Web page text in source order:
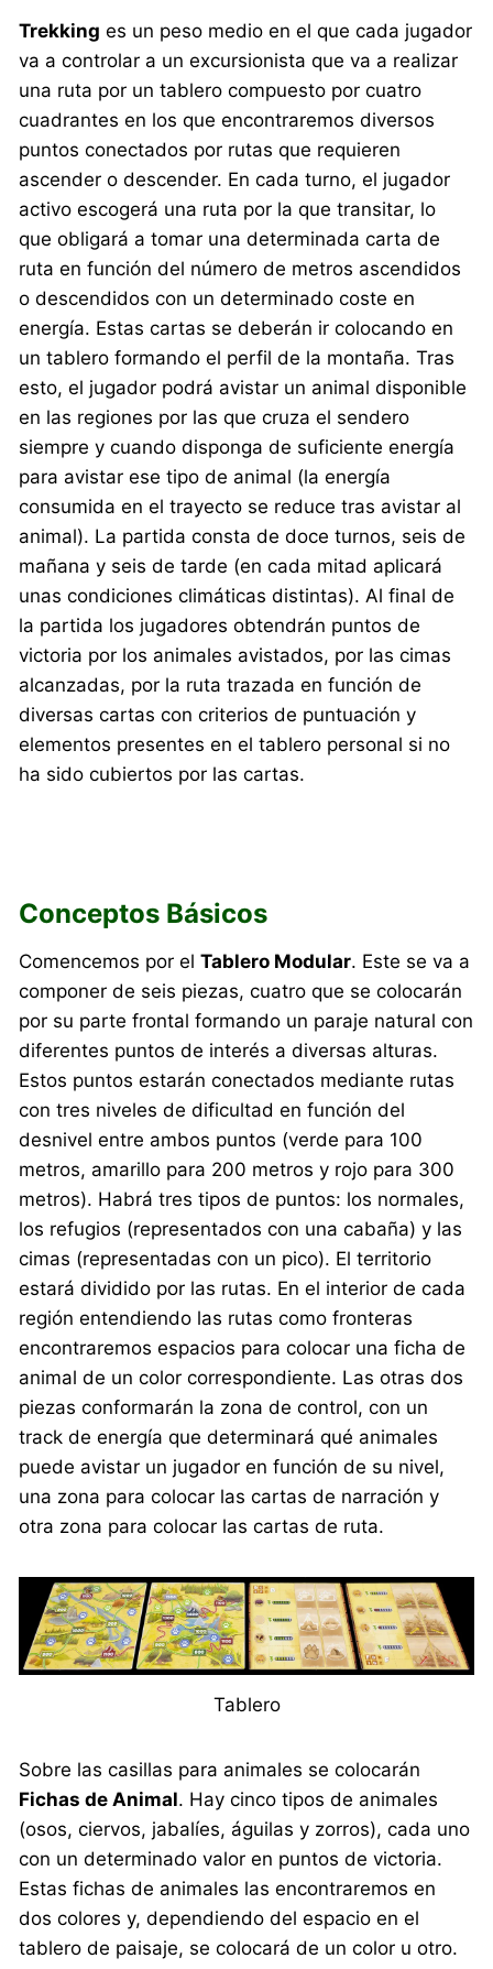
Trekking es un peso medio en el que cada jugador
va a controlar a un excursionista que va a realizar
una ruta por un tablero compuesto por cuatro
cuadrantes en los que encontraremos diversos
puntos conectados por rutas que requieren
ascender o descender. En cada turno, el jugador
activo escogerá una ruta por la que transitar, lo
que obligará a tomar una determinada carta de
ruta en función del número de metros ascendidos
o descendidos con un determinado coste en
energía. Estas cartas se deberán ir colocando en
un tablero formando el perfil de la montaña. Tras
esto, el jugador podrá avistar un animal disponible
en las regiones por las que cruza el sendero
siempre y cuando disponga de suficiente energía
para avistar ese tipo de animal (la energía
consumida en el trayecto se reduce tras avistar al
animal). La partida consta de doce turnos, seis de
mañana y seis de tarde (en cada mitad aplicará
unas condiciones climáticas distintas). Al final de
la partida los jugadores obtendrán puntos de
victoria por los animales avistados, por las cimas
alcanzadas, por la ruta trazada en función de
diversas cartas con criterios de puntuación y
elementos presentes en el tablero personal si no
ha sido cubiertos por las cartas.
Conceptos Básicos
Comencemos por elTablero Modular. Este se va a
componer de seis piezas, cuatro que se colocarán
por su parte frontal formando un paraje natural con
diferentes puntos de interés a diversas alturas.
Estos puntos estarán conectados mediante rutas
con tres niveles de dificultad en función del
desnivel entre ambos puntos (verde para 100
metros, amarillo para 200 metros y rojo para 300
metros). Habrá tres tipos de puntos: los normales,
los refugios (representados con una cabaña) y las
cimas (representadas con un pico). El territorio
estará dividido por las rutas. En el interior de cada
región entendiendo las rutas como fronteras
encontraremos espacios para colocar una ficha de
animal de un color correspondiente. Las otras dos
piezas conformarán la zona de control, con un
track de energía que determinará qué animales
puede avistar un jugador en función de su nivel,
una zona para colocar las cartas de narración y
otra zona para colocar las cartas de ruta.
Tablero
Sobre las casillas para animales se colocarán
Fichas de Animal. Hay cinco tipos de animales
(osos, ciervos, jabalíes, águilas y zorros), cada uno
con un determinado valor en puntos de victoria.
Estas fichas de animales las encontraremos en
dos colores y, dependiendo del espacio en el
tablero de paisaje, se colocará de un color u otro.